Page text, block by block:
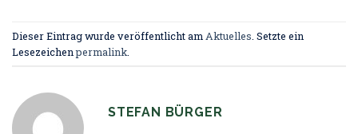
Dieser Eintrag wurde veröffentlicht am Aktuelles . Setzte ein
Lesezeichenpermalink
STEFAN BÜRGER